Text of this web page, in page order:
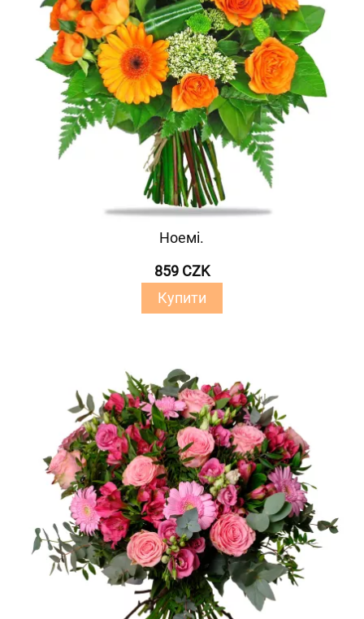
Ноемі.
859 CZK
Купити